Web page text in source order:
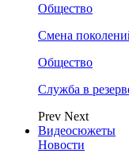
Общество
Смена
Общество
Служба в
Prev Next
Видеосюжеты
Новости